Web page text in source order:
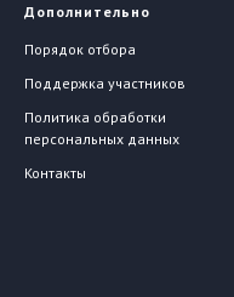
Дополнительно
Порядок отбора
Поддержка участников
Политика обработки
персональных данных
Контакты